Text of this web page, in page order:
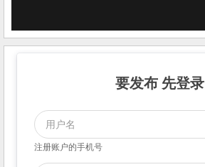
要发布 先登录
注册账户的手机号